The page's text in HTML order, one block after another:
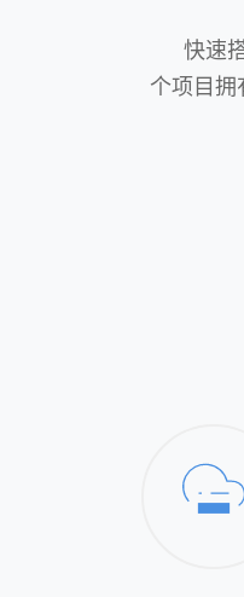
快速搭
个项目拥